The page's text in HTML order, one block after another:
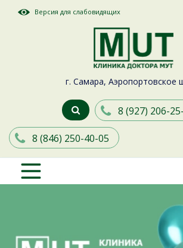
Версия для слабовидящих
г. Самара, Аэропортовское
8 (927) 206-
8 (846) 250-40-05